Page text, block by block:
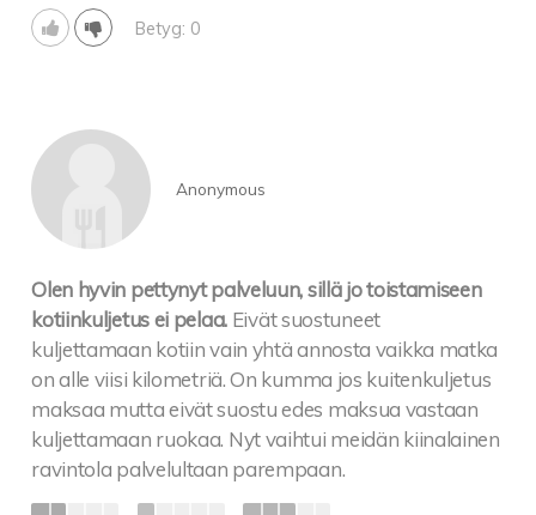
Betyg: 0
Anonymous
Olen hyvin pettynyt palveluun, sillä jo toistamiseen
kotiinkuljetus ei pelaa. Eivät suostuneet
kuljettamaan kotiin vain yhtä annosta vaikka matka
on alle viisi kilometriä. On kumma jos kuitenkuljetus
maksaa mutta eivät suostu edes maksua vastaan
kuljettamaan ruokaa. Nyt vaihtui meidän kiinalainen
ravintola palvelultaan parempaan.